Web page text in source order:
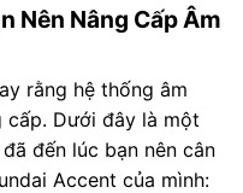
Nên Nâng Cấp Âm
rằng hệ thống âm
cấp. Dưới đây là một
đến lúc bạn nên cân
Accent của mình: